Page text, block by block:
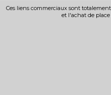
Ces liens commerciaux sont
et l'achat de